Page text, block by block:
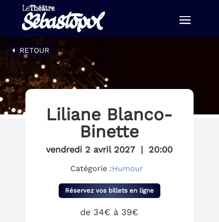
RETOUR
Liliane Blanco-
Binette
vendredi 2 avril 2027| 20:00
Catégorie :Humour
Réservez vos billets en ligne
de 34€ à 39€